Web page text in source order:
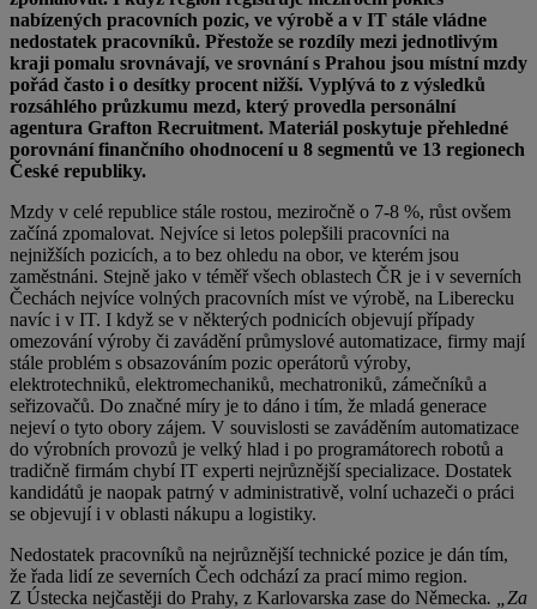
nabízených pracovních pozic, ve výrobě a v IT stále vládne
nedostatek pracovníků. Přestože se rozdíly mezi jednotlivým
kraji pomalu srovnávají, ve srovnání s Prahou jsou místní mzdy
pořád často i o desítky procent nižší. Vyplývá to z výsledků
rozsáhlého průzkumu mezd, který provedla personální
agentura Grafton Recruitment. Materiál poskytuje přehledné
porovnání finančního ohodnocení u 8 segmentů ve 13 regionech
České republiky.
Mzdy v celé republice stále rostou, meziročně o 7-8 %, růst ovšem
začíná zpomalovat. Nejvíce si letos polepšili pracovníci na
nejnižších pozicích, a to bez ohledu na obor, ve kterém jsou
zaměstnáni. Stejně jako v téměř všech oblastech ČR je i v severních
Čechách nejvíce volných pracovních míst ve výrobě, na Liberecku
navíc i v IT. I když se v některých podnicích objevují případy
omezování výroby či zavádění průmyslové automatizace, firmy mají
stále problém s obsazováním pozic operátorů výroby,
elektrotechniků, elektromechaniků, mechatroniků, zámečníků a
seřizovačů. Do značné míry je to dáno i tím, že mladá generace
nejeví o tyto obory zájem. V souvislosti se zaváděním automatizace
do výrobních provozů je velký hlad i po programátorech robotů a
tradičně firmám chybí IT experti nejrůznější specializace. Dostatek
kandidátů je naopak patrný v administrativě, volní uchazeči o práci
se objevují i v oblasti nákupu a logistiky.
Nedostatek pracovníků na nejrůznější technické pozice je dán tím,
že řada lidí ze severních Čech odchází za prací mimo region.
Z Ústecka nejčastěji do Prahy, z Karlovarska zase do Německa. „Za